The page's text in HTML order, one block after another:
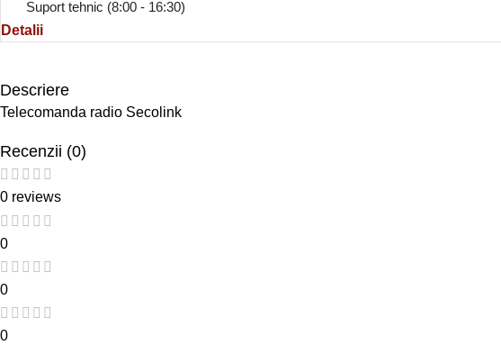
Suport tehnic (8:00 - 16:30)
Detalii
Descriere
Telecomanda radio Secolink
Recenzii (0)
0 reviews
0
0
0